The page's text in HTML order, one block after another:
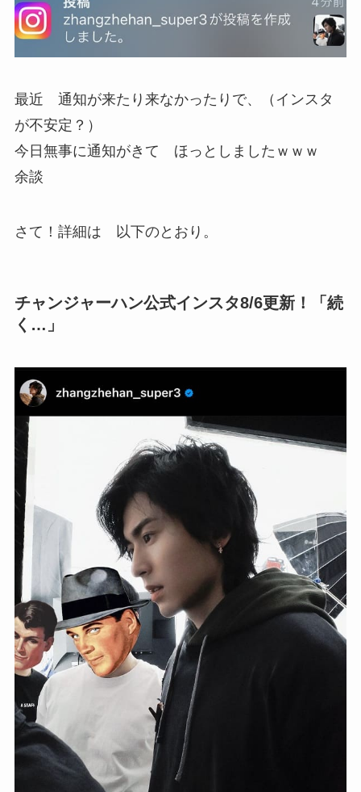
最近 通知が来たり来なかったりで、（インスタ
が不安定？）
今日無事に通知がきて ほっとしましたｗｗｗ
余談
さて！詳細は 以下のとおり。
チャンジャーハン公式インスタ8/6更新！「続
く…」